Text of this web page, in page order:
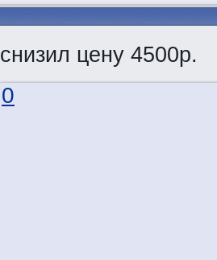
снизил цену 4500р.
0